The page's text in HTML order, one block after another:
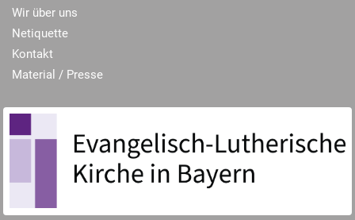
Wir über uns
Netiquette
Kontakt
Material / Presse